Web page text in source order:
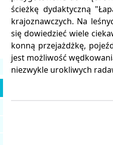
ścieżkę dydaktyczną
krajoznawczych. Na
się dowiedzieć wiele
konną przejażdżkę,
jest możliwość
niezwykle urokliwych